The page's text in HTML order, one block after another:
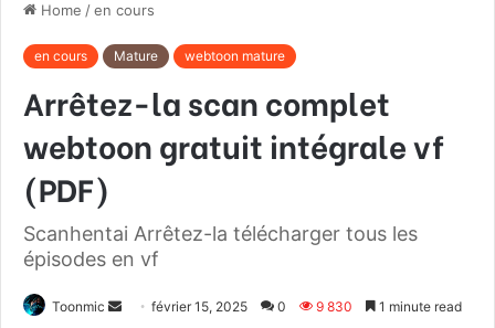
Home /en cours
en cours Mature webtoon mature
Arrêtez-la scan complet
webtoon gratuit intégrale vf
(PDF)
Scanhentai Arrêtez-la télécharger tous les
épisodes en vf
Toonmic février 15, 2025 0 9 830 1 minute read